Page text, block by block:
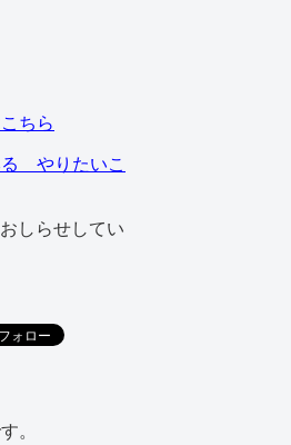
ちら
る やりたいこ
しらせしてい
。